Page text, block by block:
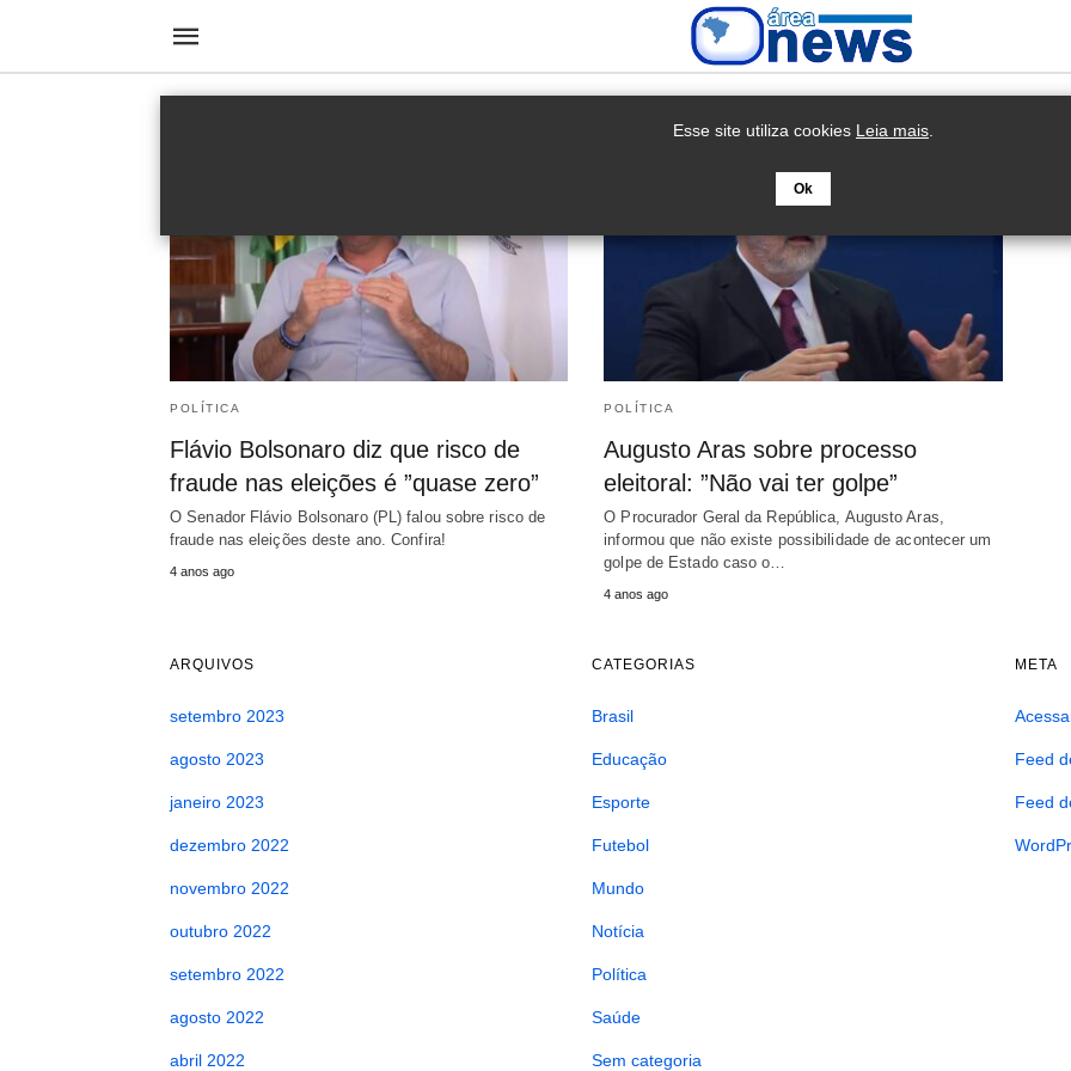
POLÍTICA
Flávio Bolsonaro diz que risco de
fraude nas eleições é ”quase zero”
O Senador Flávio Bolsonaro (PL) falou sobre risco de
fraude nas eleições deste ano. Confira!
4 anos ago
POLÍTICA
Augusto Aras sobre processo
eleitoral: ”Não vai ter golpe”
O Procurador Geral da República, Augusto Aras,
informou que não existe possibilidade de acontecer um
golpe de Estado caso o…
4 anos ago
ARQUIVOS
setembro 2023
agosto 2023
janeiro 2023
dezembro 2022
novembro 2022
outubro 2022
setembro 2022
agosto 2022
abril 2022
CATEGORIAS
Brasil
Educação
Esporte
Futebol
Mundo
Notícia
Política
Saúde
Sem categoria
META
Feed
Feed
Esse site utiliza cookies Leia mais
Ok